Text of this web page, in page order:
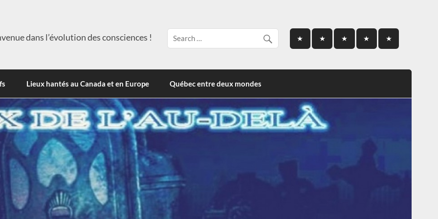
dans l’évolution des consciences !
Lieux hantés au Canada et en Europe Québec entre deux mondes